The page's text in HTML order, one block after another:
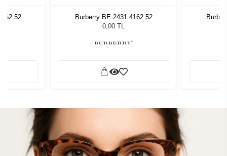
52
Burberry BE 2431 4162 52
0,00 TL